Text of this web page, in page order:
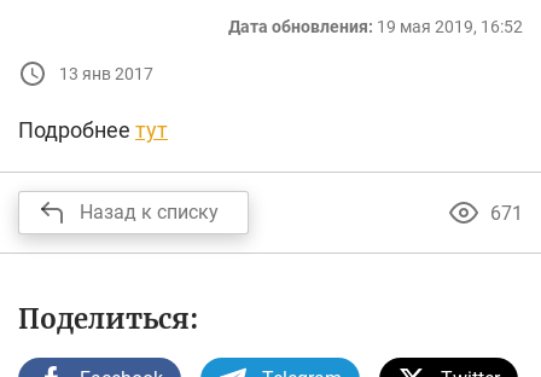
Дата обновления: 19 мая 2019, 16:52
13 янв 2017
Подробнее тут
Назад к списку 671
Поделиться: